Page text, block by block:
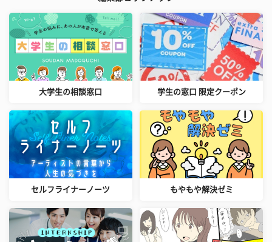
大学生の相談窓口 学生の窓口 限定クーポン
セルフライナーノーツ もやもや解決ゼミ